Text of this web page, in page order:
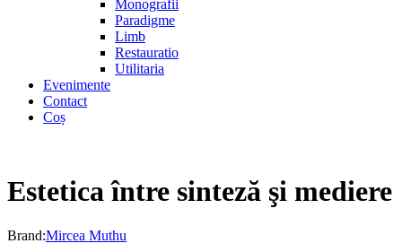
Monografii
Paradigme
Limb
Restauratio
Utilitaria
Evenimente
Contact
Coș
Estetica între sinteză şi mediere
Brand:Mircea Muthu